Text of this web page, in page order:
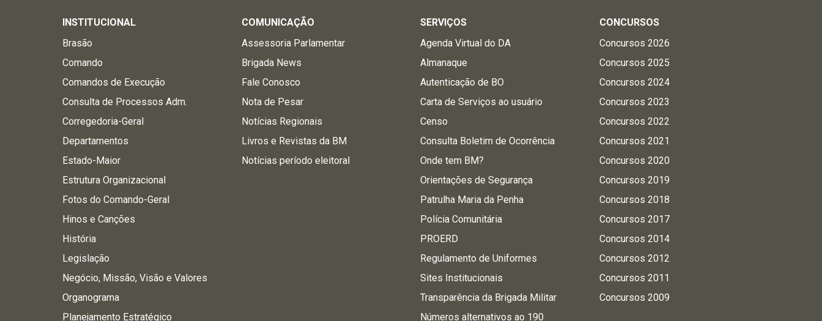
INSTITUCIONAL
Brasão
Comando
Comandos de Execução
Consulta de Processos Adm.
Corregedoria-Geral
Departamentos
Estado-Maior
Estrutura Organizacional
Fotos do Comando-Geral
Hinos e Canções
História
Legislação
Negócio, Missão, Visão e Valores
Organograma
Planejamento Estratégico
COMUNICAÇÃO
Assessoria Parlamentar
Brigada News
Fale Conosco
Nota de Pesar
Notícias Regionais
Livros e Revistas da BM
Notícias período eleitoral
SERVIÇOS
Agenda Virtual do DA
Almanaque
Autenticação de BO
Carta de Serviços ao usuário
Censo
Consulta Boletim de Ocorrência
Onde tem BM?
Orientações de Segurança
Patrulha Maria da Penha
Polícia Comunitária
PROERD
Regulamento de Uniformes
Sites Institucionais
Transparência da Brigada Militar
Números alternativos ao 190
CONCURSOS
Concursos 2026
Concursos 2025
Concursos 2024
Concursos 2023
Concursos 2022
Concursos 2021
Concursos 2020
Concursos 2019
Concursos 2018
Concursos 2017
Concursos 2014
Concursos 2012
Concursos 2011
Concursos 2009